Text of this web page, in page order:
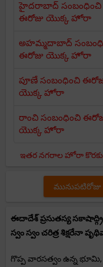
హైదరాబాద్ సంబంధించి
ఈరోజు యొక్క హోరా
అహమ్మదాబాద్
ఈరోజు యొక్క హోరా
పూణే సంబంధించి
యొక్క హోరా
రాంచి సంబంధించి
యొక్క హోరా
ఇతర నగరాల హోరా కొరకు
ఈదాదేశ్ ప్రసుతస్య
స్వం స్వం చరిత్ర శిక్షరేనా
గొప్ప వారసత్వం ఉన్న